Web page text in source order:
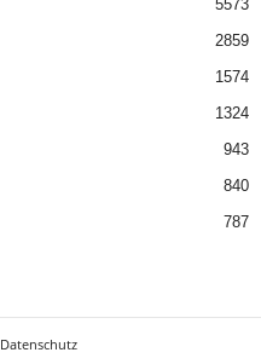
5573
2859
1574
1324
943
840
787
Datenschutz